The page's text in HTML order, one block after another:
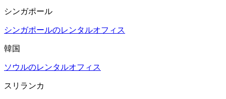
シンガポール
シンガポールのレンタルオフィス
韓国
ソウルのレンタルオフィス
スリランカ